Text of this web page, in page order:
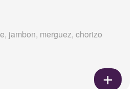
jambon, merguez, chorizo